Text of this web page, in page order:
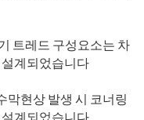
트레드 구성요소는 차
계되었습니다
막현상 발생 시 코너링